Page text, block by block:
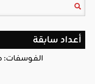
أعداد سابقة
الفوسفات: